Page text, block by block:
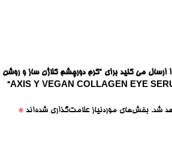
ارسال می کنید برای “کرم دورچشم کلاژن ساز و روشن
شد. بخش‌های موردنیاز علامت‌گذاری شده‌اند *